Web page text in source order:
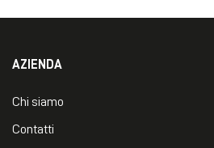
AZIENDA
Chi siamo
Contatti